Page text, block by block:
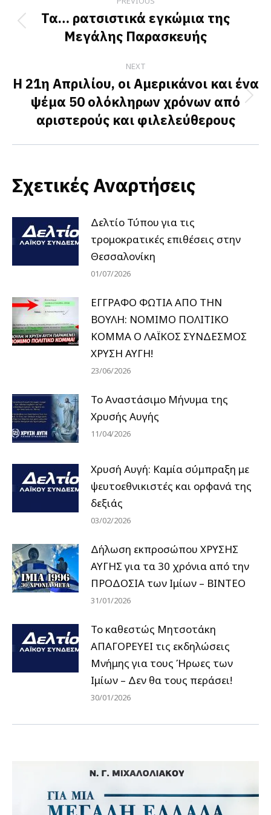
navigation Previous
post:
Τα… ρατσιστικά εγκώμια της
Μεγάλης Παρασκευής
NEXT
Next
post:
Η 21η Απριλίου, οι Αμερικάνοι και ένα
ψέμα 50 ολόκληρων χρόνων από
αριστερούς και φιλελεύθερους
Σχετικές Αναρτήσεις
Δελτίο Τύπου για τις
τρομοκρατικές επιθέσεις στην
Θεσσαλονίκη
01/07/2026
ΕΓΓΡΑΦΟ ΦΩΤΙΑ ΑΠΟ ΤΗΝ
ΒΟΥΛΗ: ΝΟΜΙΜΟ ΠΟΛΙΤΙΚΟ
ΚΟΜΜΑ Ο ΛΑΪΚΟΣ ΣΥΝΔΕΣΜΟΣ
ΧΡΥΣΗ ΑΥΓΗ!
23/06/2026
Το Αναστάσιμο Μήνυμα της
Χρυσής Αυγής
11/04/2026
Χρυσή Αυγή: Καμία σύμπραξη με
ψευτοεθνικιστές και ορφανά της
δεξιάς
03/02/2026
Δήλωση εκπροσώπου ΧΡΥΣΗΣ
ΑΥΓΗΣ για τα 30 χρόνια από την
ΠΡΟΔΟΣΙΑ των Ιμίων – BINTEO
31/01/2026
Το καθεστώς Μητσοτάκη
ΑΠΑΓΟΡΕΥΕΙ τις εκδηλώσεις
Μνήμης για τους Ήρωες των
Ιμίων – Δεν θα τους περάσει!
30/01/2026